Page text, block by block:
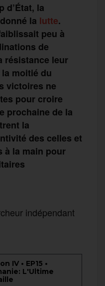
d’État, la
la lutte.
peu à
de
résistance leur
moitié du
victoires ne
pour croire
prochaine de la
la
des celles et
à la main pour
indépendant